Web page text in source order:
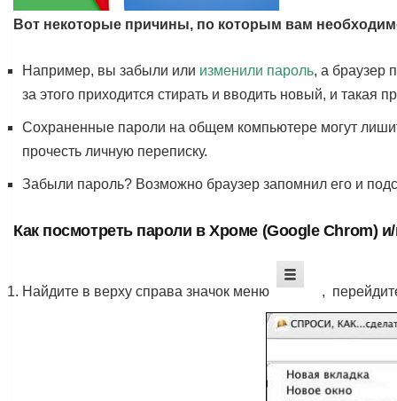
Вот некоторые причины, по которым вам
Например, вы забыли или изменили пароль, а браузер
за этого приходится стирать и вводить новый, и такая
Сохраненные пароли на общем компьютере могут
прочесть личную переписку.
Забыли пароль? Возможно браузер запомнил его и
Как посмотреть пароли в Хроме (Google Chrom)
Найдите в верху справа значок меню ,